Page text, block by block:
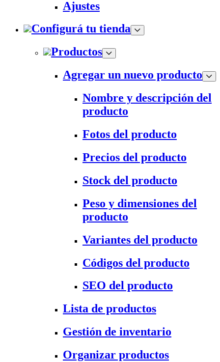
Ajustes
Configurá tu tienda
Productos
Agregar un nuevo producto
Nombre y descripción del
producto
Fotos del producto
Precios del producto
Stock del producto
Peso y dimensiones del
producto
Variantes del producto
Códigos del producto
SEO del producto
Lista de productos
Gestión de inventario
Organizar productos